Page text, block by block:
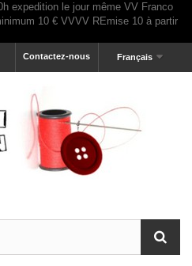
Français
Contactez-nous